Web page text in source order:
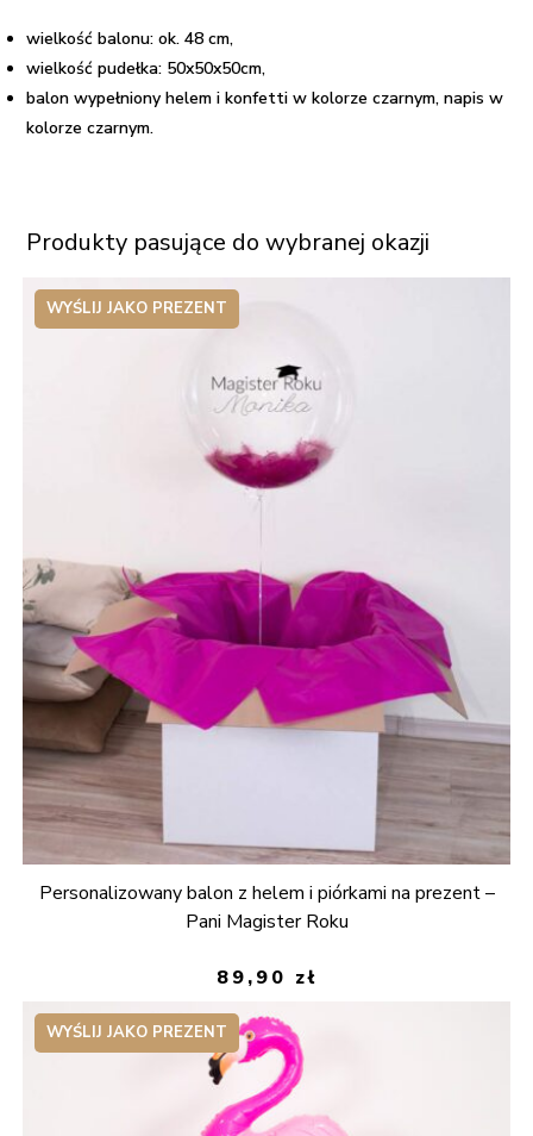
wielkość balonu: ok. 48 cm,
wielkość pudełka: 50x50x50cm,
balon wypełniony helem i konfetti w kolorze czarnym, napis w
kolorze czarnym.
Produkty pasujące do wybranej okazji
WYŚLIJ JAKO PREZENT
Personalizowany balon z helem i piórkami na prezent –
Pani Magister Roku
89,90 zł
WYŚLIJ JAKO PREZENT